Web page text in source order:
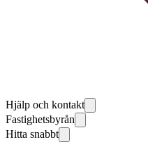
Hjälp och kontakt
Fastighetsbyrån
Hitta snabbt